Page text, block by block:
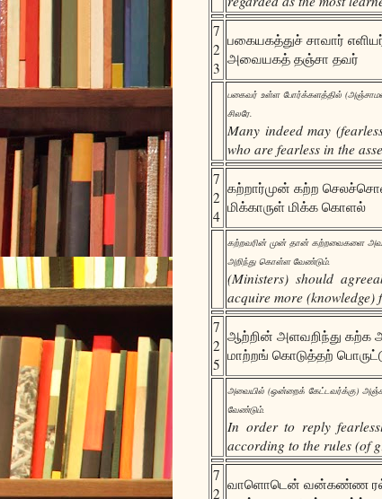
7
2
3
பகையகத்துச் சாவார்
அவையகத் தஞ்சா தவர்
பகைவர் உள்ள போர்க்களத்தில்
சிலரே.
Many indeed may
who are fearless in the
7
2
4
கற்றார்முன் கற்ற
மிக்காருள் மிக்க கொளல்
கற்றவரின் முன் தான் கற்றவைகளை
அறிந்து கொள்ள வேண்டும்.
(Ministers) should
acquire more
7
2
5
ஆற்றின் அளவறிந்து
மாற்றங் கொடுத்தற்
அவையில் (ஒன்றைக் கேட்டவர்க்கு)
வேண்டும்.
In order to reply
according to the rules (of
7
2
வாளொடென் வன்கண்ண